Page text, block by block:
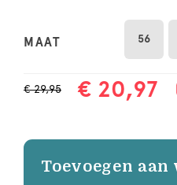
MAAT 56
€ 29,95 € 20,97
Toevoegen